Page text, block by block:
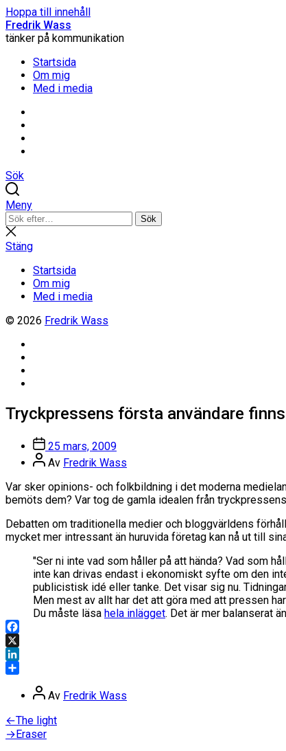
Hoppa till innehåll
Fredrik Wass
tänker på kommunikation
Startsida
Om mig
Med i media
Sök
Meny
Sök
efter:
Sök
Stäng
sökning
Stäng
Startsida
Om mig
Med i media
© 2026 Fredrik Wass
Tryckpressens första användare
Inläggsdatum
25 mars, 2009
Inläggsförfattare
Av Fredrik Wass
Var sker opinions- och folkbildning i det moderna
bemöts dem? Var tog de gamla idealen från
Debatten om traditionella medier och bloggvärldens
mycket mer intressant än huruvida företag kan nå ut till
"Ser ni inte vad som håller på att hända? Vad som
inte kan drivas endast i ekonomiskt syfte om den
publicistisk idé eller tanke. Det visar sig nu.
Men mest av allt har det att göra med att pressen
Du måste läsa hela inlägget. Det är mer balanserat
Facebook
X
LinkedIn
Inläggsförfattare
Av Fredrik Wass
Inläggsnavigering
←Föregående
inlägg:
The light
→Nästa
Eraser